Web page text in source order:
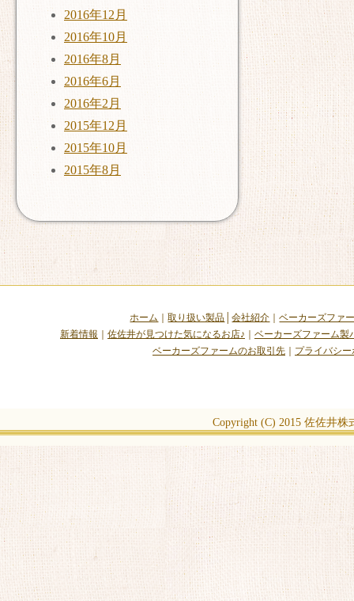
2016年12月
2016年10月
2016年8月
2016年6月
2016年2月
2015年12月
2015年10月
2015年8月
ホーム ｜取り扱い製品 │会社紹介 ｜ベーカーズファ
新着情報
佐佐井が見つけた気になるお店♪
ベーカーズファーム製
ベーカーズファームのお取引先
プライバシ
Copyright (C) 2015佐佐井株